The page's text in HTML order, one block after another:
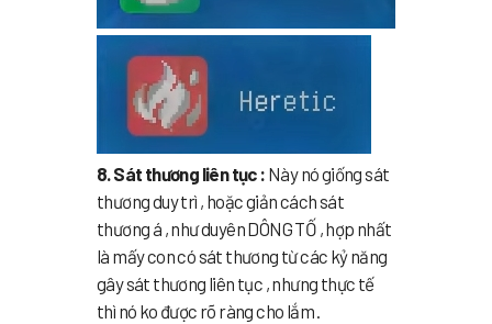
8. Sát thương liên tục : Này nó giống sát
thương duy trì , hoặc giản cách sát
thương á , như duyên DÔNG TỐ , hợp nhất
là mấy con có sát thương từ các kỷ năng
gây sát thương liên tục , nhưng thực tế
thì nó ko được rõ ràng cho lắm .